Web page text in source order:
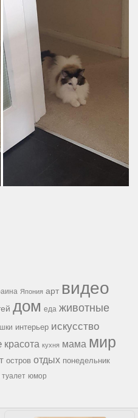
Япония арт видео
дом еда животные
интерьер искусство
красота кухня мама мир
остров отдых понедельник
туалет юмор